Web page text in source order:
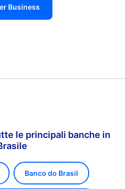
Business
le principali banche in
Banco do Brasil